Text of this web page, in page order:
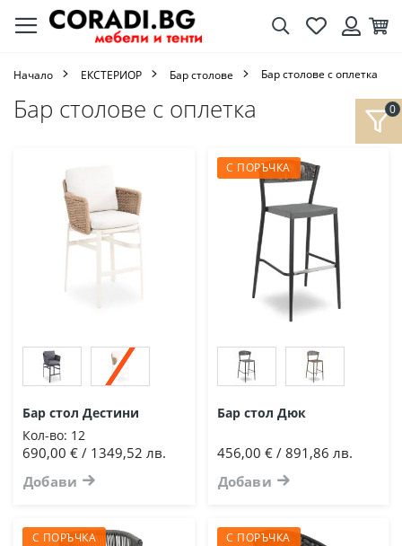
ТърсенеЛюбими
Начало ЕКСТЕРИОР Бар столове Бар столове с оплетка
Бар столове с оплетка
Бар стол Дестини
Кол-во: 12
690,00 € / 1349,52 лв.
Добави
С ПОРЪЧКА
Бар стол Дюк
456,00 € / 891,86 лв.
Добави
С ПОРЪЧКА С ПОРЪЧКА